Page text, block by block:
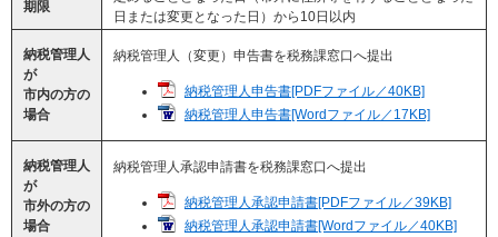
期限
日または変更となった日）から10日以内
納税管理人
が
市内の方の
場合
納税管理人（変更）申告書を税務課窓口へ提出
納税管理人申告書​[PDFファイル／40KB]
納税管理人申告書​[Wordファイル／17KB]
納税管理人
が
市外の方の
場合
納税管理人承認申請書を税務課窓口へ提出​
納税管理人承認申請書[PDFファイル／39KB]
納税管理人承認申請書[Wordファイル／40KB]